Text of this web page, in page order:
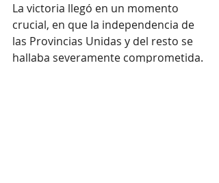
La victoria llegó en un momento
crucial, en que la independencia de
las Provincias Unidas y del resto se
hallaba severamente comprometida.